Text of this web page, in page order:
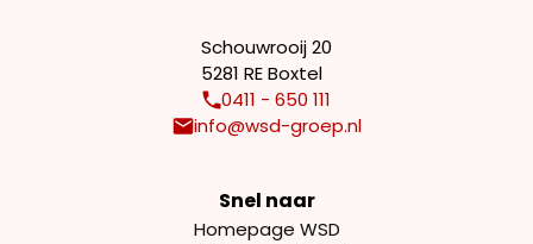
Schouwrooij 20
5281 RE Boxtel
0411 - 650 111
info@wsd-groep.nl
Snel naar
Homepage WSD